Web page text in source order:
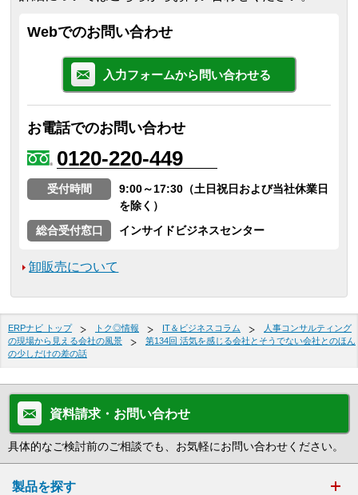
Webでのお問い合わせ
入力フォームから問い合わせる
お電話でのお問い合わせ
0120-220-449
受付時間
9:00～17:30（土日祝日および当社休業日
を除く）
総合受付窓口
インサイドビジネスセンター
卸販売について
ERPナビ トップ トク◎情報 IT＆ビジネスコラム
人事コンサルティング
の現場から見える会社の風景
第134回 活気を感じる会社とそうでない会社とのほん
の少しだけの差の話
資料請求・お問い合わせ
具体的なご検討前のご相談でも、お気軽にお問い合わせください。
製品を探す